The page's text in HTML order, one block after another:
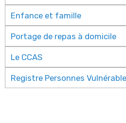
Enfance et famille
Portage de repas à domicile
Le CCAS
Registre Personnes